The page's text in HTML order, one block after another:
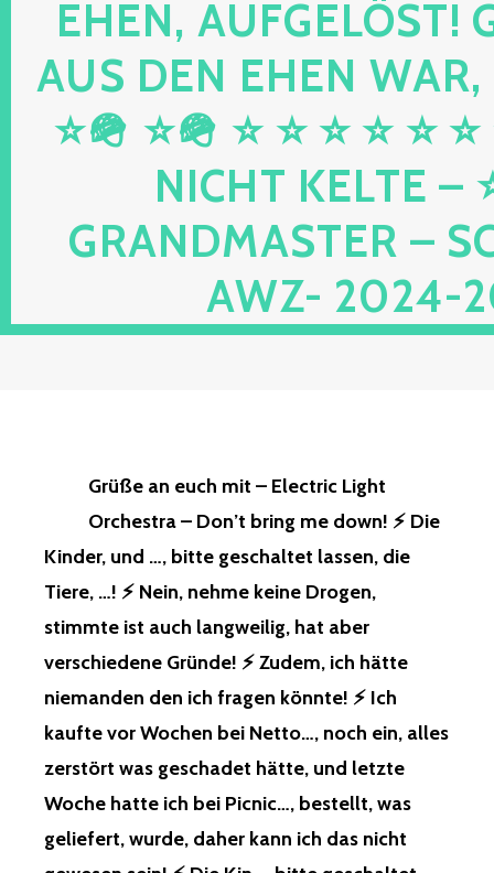
N, AUFGELÖST!
DEN EHEN WAR,
⭐🪖 ⭐ ⭐ ⭐ ⭐ ⭐ ⭐
HT KELTE – ⭐⭐
DMASTER –
2024-2026
Grüße an euch mit – Electric Light
Orchestra – Don’t bring me down! ⚡️ Die
Kinder, und …, bitte geschaltet lassen, die
Tiere, …! ⚡️ Nein, nehme keine Drogen,
stimmte ist auch langweilig, hat aber
verschiedene Gründe! ⚡️ Zudem, ich hätte
niemanden den ich fragen könnte! ⚡️ Ich
kaufte vor Wochen bei Netto…, noch ein, alles
zerstört was geschadet hätte, und letzte
Woche hatte ich bei Picnic…, bestellt, was
geliefert, wurde, daher kann ich das nicht